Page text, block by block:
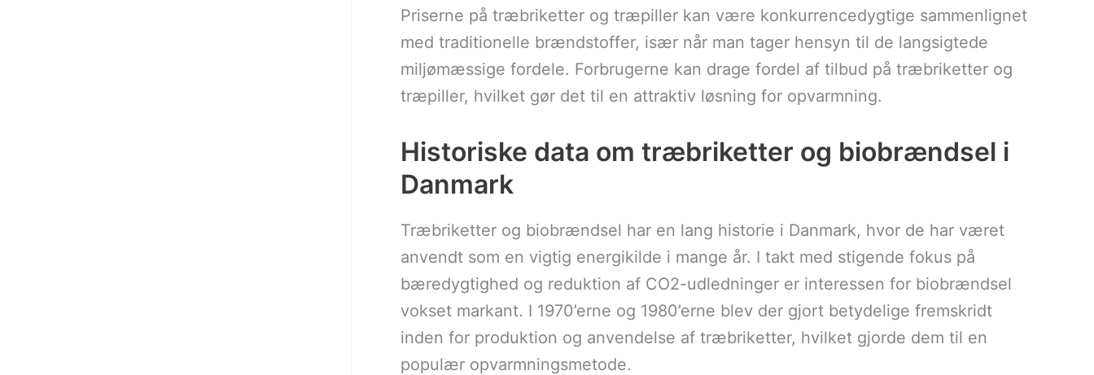
Priserne på træbriketter og træpiller kan være konkurrencedygtige sammenlignet
med traditionelle brændstoffer, især når man tager hensyn til de langsigtede
miljømæssige fordele. Forbrugerne kan drage fordel af tilbud på træbriketter og
træpiller, hvilket gør det til en attraktiv løsning for opvarmning.
Historiske data om træbriketter og biobrændsel i
Danmark
Træbriketter og biobrændsel har en lang historie i Danmark, hvor de har været
anvendt som en vigtig energikilde i mange år. I takt med stigende fokus på
bæredygtighed og reduktion af CO2-udledninger er interessen for biobrændsel
vokset markant. I 1970’erne og 1980’erne blev der gjort betydelige fremskridt
inden for produktion og anvendelse af træbriketter, hvilket gjorde dem til en
populær opvarmningsmetode.